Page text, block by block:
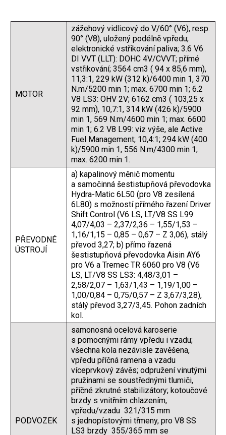
MOTOR
zážehový vidlicový do V/60° (V6), resp.
90° (V8), uložený podélně vpředu;
elektronické vstřikování paliva; 3.6 V6
DI VVT (LLT): DOHC 4V/CVVT; přímé
vstřikování; 3564 cm3 ( 94 x 85,6 mm),
11,3:1, 229 kW (312 k)/6400 min 1, 370
N.m/5200 min 1; max. 6700 min 1; 6.2
V8 LS3: OHV 2V; 6162 cm3 ( 103,25 x
92 mm), 10,7:1, 314 kW (426 k)/5900
min 1, 569 N.m/4600 min 1; max. 6600
min 1; 6.2 V8 L99: viz výše, ale Active
Fuel Management; 10,4:1; 294 kW (400
k)/5900 min 1, 556 N.m/4300 min 1;
max. 6200 min 1.
PŘEVODNÉ
ÚSTROJÍ
a) kapalinový měnič momentu
a samočinná šestistupňová převodovka
Hydra-Matic 6L50 (pro V8 zesílená
6L80) s možností přímého řazení Driver
Shift Control (V6 LS, LT/V8 SS L99:
4,07/4,03 – 2,37/2,36 – 1,55/1,53 –
1,16/1,15 – 0,85 – 0,67 – Z 3,06), stálý
převod 3,27; b) přímo řazená
šestistupňová převodovka Aisin AY6
pro V6 a Tremec TR 6060 pro V8 (V6
LS, LT/V8 SS LS3: 4,48/3,01 –
2,58/2,07 – 1,63/1,43 – 1,19/1,00 –
1,00/0,84 – 0,75/0,57 – Z 3,67/3,28),
stálý převod 3,27/3,45. Pohon zadních
kol.
PODVOZEK
samonosná ocelová karoserie
s pomocnými rámy vpředu i vzadu;
všechna kola nezávisle zavěšena,
vpředu příčná ramena a vzadu
víceprvkový závěs; odpružení vinutými
pružinami se soustřednými tlumiči,
příčné zkrutné stabilizátory; kotoučové
brzdy s vnitřním chlazením,
vpředu/vzadu 321/315 mm
s jednopístovými třmeny, pro V8 SS
LS3 brzdy 355/365 mm se